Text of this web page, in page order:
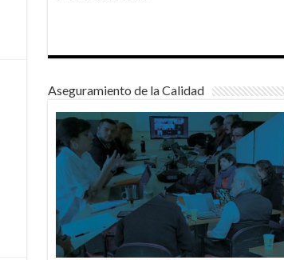
Aseguramiento de la Calidad